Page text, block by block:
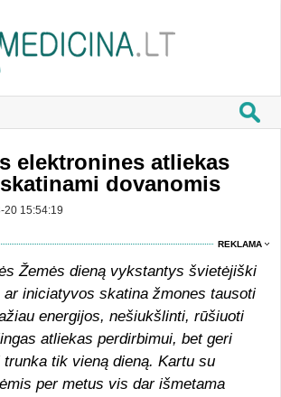
elektronines atliekas
dovanomis
20 15:54:19
REKLAMA
Žemės dieną vykstantys švietėjiški
iniciatyvos skatina žmones tausoti
energijos, nešiukšlinti, rūšiuoti
atliekas perdirbimui, bet geri
tik vieną dieną. Kartu su
per metus vis dar išmetama